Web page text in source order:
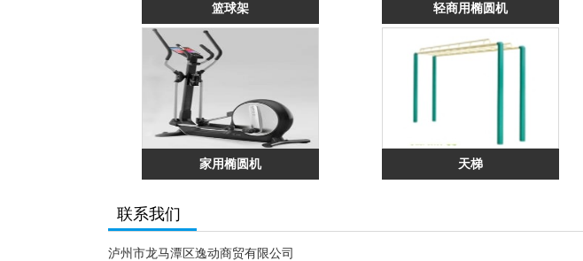
篮球架 轻商用椭圆机
家用椭圆机 天梯
联系我们
泸州市龙马潭区逸动商贸有限公司